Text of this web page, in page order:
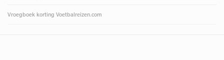
Vroegboek korting Voetbalreizen.com